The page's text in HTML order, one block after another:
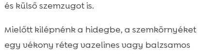
és külső szemzugot is.
Mielőtt kilépnénk a hidegbe, a szemkörnyéket
egy vékony réteg vazelines vagy balzsamos